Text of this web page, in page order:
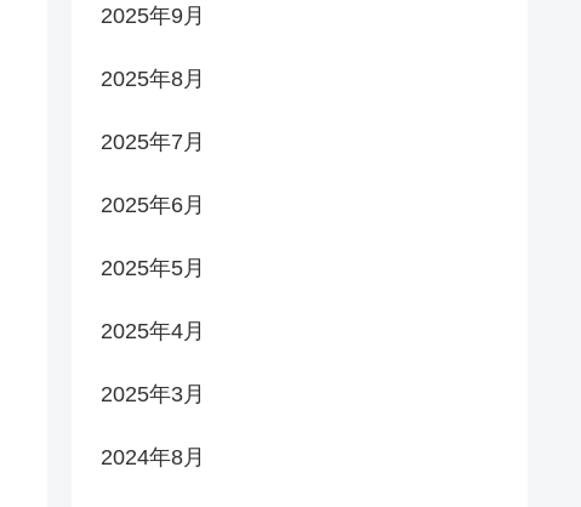
2025年9月
2025年8月
2025年7月
2025年6月
2025年5月
2025年4月
2025年3月
2024年8月